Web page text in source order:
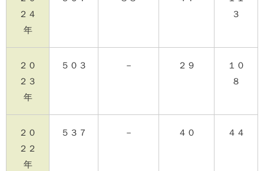
２４
年
３
２０
２３
年
５０３ － ２９
１０
８
２０
２２
年
５３７ － ４０ ４４